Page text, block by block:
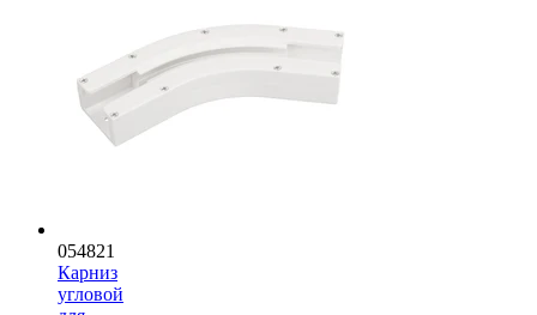
054821
Карниз
угловой